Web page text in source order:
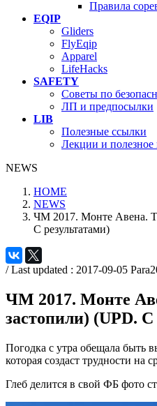
Правила
EQIP
Gliders
FlyEqip
Apparel
LifeHacks
SAFETY
Советы по
ЛП и предпосылки
LIB
Полезные ссылки
Лекции и полезное
NEWS
HOME
NEWS
ЧМ 2017. Монте Авена.
C результатами)
/ Last updated : 2017-09-05
ЧМ 2017. Монте
застопили) (UPD. C
Погодка с утра обещала быть
которая создаст трудности на
Глеб делится в свой ФБ фото